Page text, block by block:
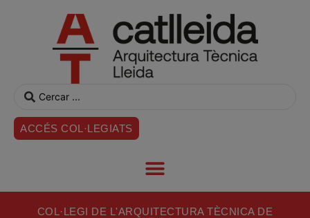
ACCÉS COL·LEGIATS
COL·LEGI DE L'ARQUITECTURA TÈCNICA DE